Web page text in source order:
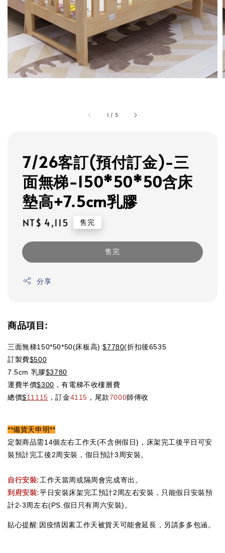
1 / 5
7/26客訂(預付訂金)-三
面無梯-150*50*50含床
墊高+7.5cm乳膠
Regular
NT$ 4,115 售完
售完
分享
商品項目:
三面無梯150*50*50(床板高)$7780(折扣後6535
訂製費$500
7.5cm 乳膠$3780
運費半價$300 ，有電梯不收樓層費
總價$11115 ，訂金4115 ，尾款7000師傅收
**備貨天申明**
定製商品需14個左右工作天(不含例假日)，床架完工後平日可安
裝預計完工後2周安裝，假日預計3周安裝。
自行安裝:工作天當周或隔周會完成寄出。
到府安裝:平日安裝床架完工預計2周左右安裝，只能假日安裝預
計2-3周左右(PS.假日只有周六安裝)。
貼心提醒:因疫情因素工作天被貨天可能會延長，另請多多包涵。